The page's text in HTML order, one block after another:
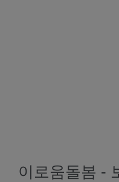
이로움돌봄 -